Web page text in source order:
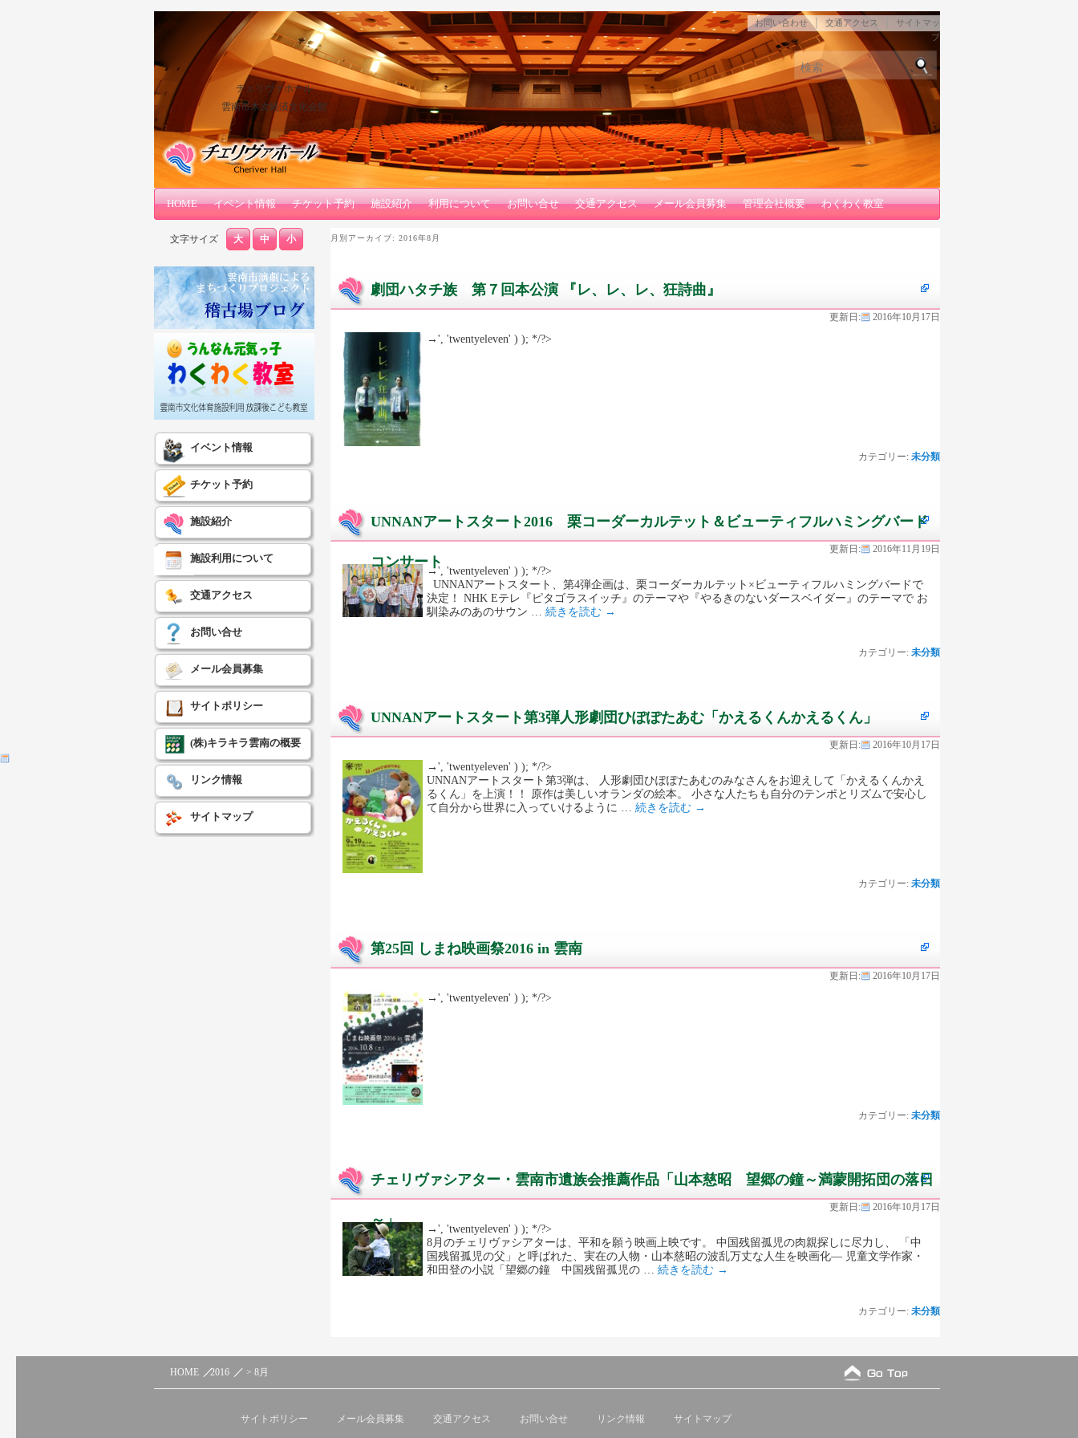
チェリヴァホール
雲南市木次経済文化会館
お問い合わせ｜ 交通アクセス
サイトマッ
プ
検索
メインメニュー
メインコンテンツへ移動
サブコンテンツへ移動
HOME イベント情報 チケット予約 施設紹介 利用について お問い合せ 交通アクセス メール会員募集 管理会社概要 わくわく教室
月別アーカイブ: 2016年8月
劇団ハタチ族 第７回本公演 『レ、レ、レ、狂詩曲』
更新日: 2016年10月17日
→', 'twentyeleven' ) ); */?>
カテゴリー: 未分類
UNNANアートスタート2016 栗コーダーカルテット＆ビューティフルハミングバード
コンサート
更新日: 2016年11月19日
→', 'twentyeleven' ) ); */?>
UNNANアートスタート、第4弾企画は、栗コーダーカルテット×ビューティフルハミングバードで
決定！ NHK Eテレ『ピタゴラスイッチ』のテーマや『やるきのないダースベイダー』のテーマで お
馴染みのあのサウン … 続きを読む →
カテゴリー: 未分類
UNNANアートスタート第3弾人形劇団ひぽぽたあむ「かえるくんかえるくん」
更新日: 2016年10月17日
→', 'twentyeleven' ) ); */?>
UNNANアートスタート第3弾は、 人形劇団ひぽぽたあむのみなさんをお迎えして「かえるくんかえ
るくん」を上演！！ 原作は美しいオランダの絵本。 小さな人たちも自分のテンポとリズムで安心し
て自分から世界に入っていけるように … 続きを読む →
カテゴリー: 未分類
第25回 しまね映画祭2016 in 雲南
更新日: 2016年10月17日
→', 'twentyeleven' ) ); */?>
カテゴリー: 未分類
チェリヴァシアター・雲南市遺族会推薦作品「山本慈昭 望郷の鐘～満蒙開拓団の落日
～」
更新日: 2016年10月17日
→', 'twentyeleven' ) ); */?>
8月のチェリヴァシアターは、平和を願う映画上映です。 中国残留孤児の肉親探しに尽力し、 「中
国残留孤児の父」と呼ばれた、実在の人物・山本慈昭の波乱万丈な人生を映画化― 児童文学作家・
和田登の小説「望郷の鐘 中国残留孤児の … 続きを読む →
カテゴリー: 未分類
文字サイズ 大 中 小
イベント情報
チケット予約
施設紹介
施設利用について
交通アクセス
お問い合せ
メール会員募集
サイトポリシー
(株)キラキラ雲南の概要
リンク情報
サイトマップ
HOME 2016 > 8月
サイトポリシー メール会員募集 交通アクセス お問い合せ リンク情報 サイトマップ